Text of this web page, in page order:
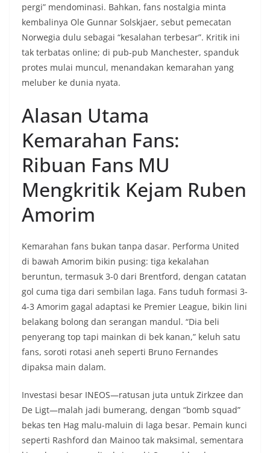
pergi” mendominasi. Bahkan, fans nostalgia minta
kembalinya Ole Gunnar Solskjaer, sebut pemecatan
Norwegia dulu sebagai “kesalahan terbesar”. Kritik ini
tak terbatas online; di pub-pub Manchester, spanduk
protes mulai muncul, menandakan kemarahan yang
meluber ke dunia nyata.
Alasan Utama
Kemarahan Fans:
Ribuan Fans MU
Mengkritik Kejam Ruben
Amorim
Kemarahan fans bukan tanpa dasar. Performa United
di bawah Amorim bikin pusing: tiga kekalahan
beruntun, termasuk 3-0 dari Brentford, dengan catatan
gol cuma tiga dari sembilan laga. Fans tuduh formasi 3-
4-3 Amorim gagal adaptasi ke Premier League, bikin lini
belakang bolong dan serangan mandul. “Dia beli
penyerang top tapi mainkan di bek kanan,” keluh satu
fans, soroti rotasi aneh seperti Bruno Fernandes
dipaksa main dalam.
Investasi besar INEOS—ratusan juta untuk Zirkzee dan
De Ligt—malah jadi bumerang, dengan “bomb squad”
bekas ten Hag malu-maluin di laga besar. Pemain kunci
seperti Rashford dan Mainoo tak maksimal, sementara